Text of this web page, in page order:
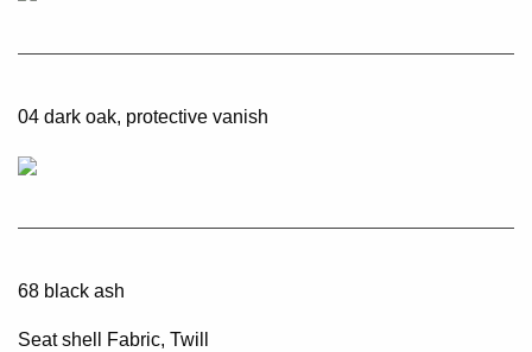
04 dark oak, protective vanish
68 black ash
Seat shell Fabric, Twill